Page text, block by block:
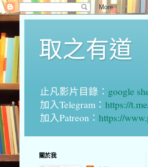
取之有道
止凡影片目錄： google
加入Telegram： https://
加入Patreon： https://
關於我